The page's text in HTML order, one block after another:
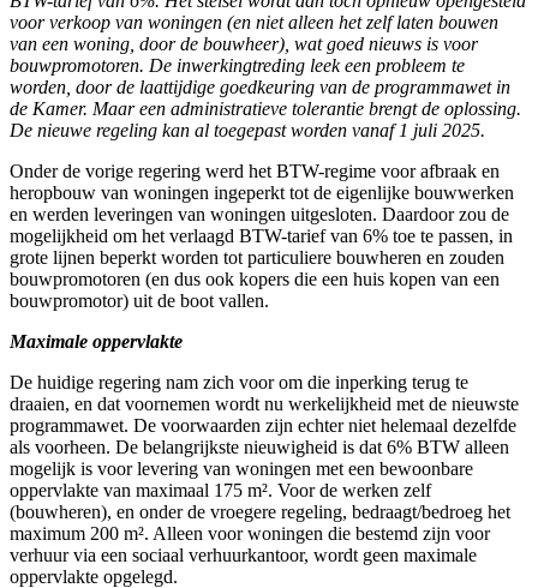
voor verkoop van woningen (en niet alleen het zelf laten bouwen
van een woning, door de bouwheer), wat goed nieuws is voor
bouwpromotoren. De inwerkingtreding leek een probleem te
worden, door de laattijdige goedkeuring van de programmawet in
de Kamer. Maar een administratieve tolerantie brengt de oplossing.
De nieuwe regeling kan al toegepast worden vanaf 1 juli 2025.
Onder de vorige regering werd het BTW-regime voor afbraak en
heropbouw van woningen ingeperkt tot de eigenlijke bouwwerken
en werden leveringen van woningen uitgesloten. Daardoor zou de
mogelijkheid om het verlaagd BTW-tarief van 6% toe te passen, in
grote lijnen beperkt worden tot particuliere bouwheren en zouden
bouwpromotoren (en dus ook kopers die een huis kopen van een
bouwpromotor) uit de boot vallen.
Maximale oppervlakte
De huidige regering nam zich voor om die inperking terug te
draaien, en dat voornemen wordt nu werkelijkheid met de nieuwste
programmawet. De voorwaarden zijn echter niet helemaal dezelfde
als voorheen. De belangrijkste nieuwigheid is dat 6% BTW alleen
mogelijk is voor levering van woningen met een bewoonbare
oppervlakte van maximaal 175 m². Voor de werken zelf
(bouwheren), en onder de vroegere regeling, bedraagt/bedroeg het
maximum 200 m². Alleen voor woningen die bestemd zijn voor
verhuur via een sociaal verhuurkantoor, wordt geen maximale
oppervlakte opgelegd.